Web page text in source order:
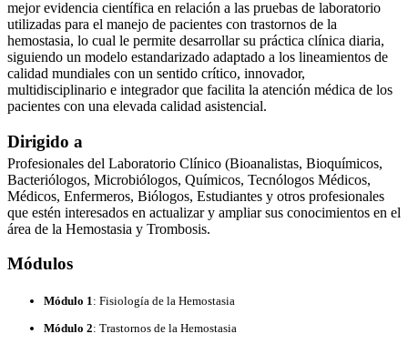
mejor evidencia científica en relación a las pruebas de laboratorio
utilizadas para el manejo de pacientes con trastornos de la
hemostasia, lo cual le permite desarrollar su práctica clínica diaria,
siguiendo un modelo estandarizado adaptado a los lineamientos de
calidad mundiales con un sentido crítico, innovador,
multidisciplinario e integrador que facilita la atención médica de los
pacientes con una elevada calidad asistencial.
Dirigido a
Profesionales del Laboratorio Clínico (Bioanalistas, Bioquímicos,
Bacteriólogos, Microbiólogos, Químicos, Tecnólogos Médicos,
Médicos, Enfermeros, Biólogos, Estudiantes y otros profesionales
que estén interesados en actualizar y ampliar sus conocimientos en el
área de la Hemostasia y Trombosis.
Módulos
Módulo 1: Fisiología de la Hemostasia
Módulo 2: Trastornos de la Hemostasia